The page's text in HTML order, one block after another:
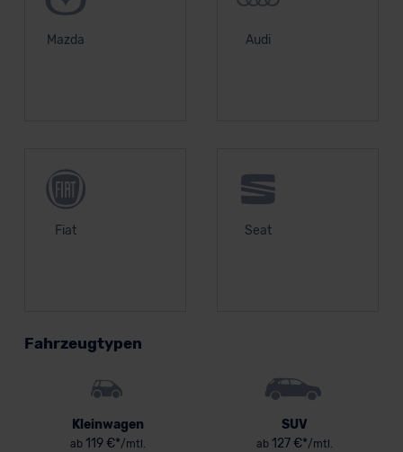
Mazda Audi
Fiat Seat
Fahrzeugtypen
Kleinwagen
ab 119 €*/mtl.
SUV
ab 127 €*/mtl.